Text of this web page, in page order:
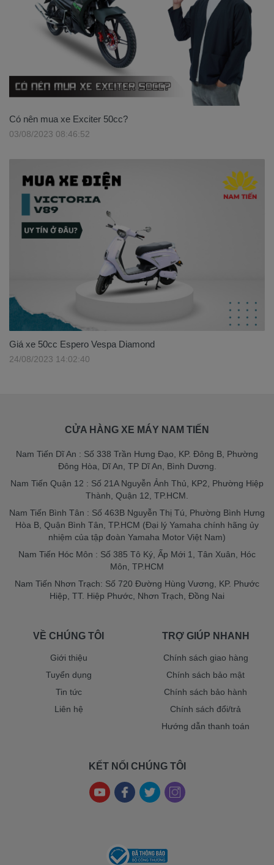
Có nên mua xe Exciter 50cc?
03/08/2023 08:46:52
Giá xe 50cc Espero Vespa Diamond
24/08/2023 14:02:40
CỬA HÀNG XE MÁY NAM TIẾN
Nam Tiến Dĩ An : Số 338 Trần Hưng Đạo, KP. Đông B, Phường
Đông Hòa, Dĩ An, TP Dĩ An, Bình Dương.
Nam Tiến Quận 12 : Số 21A Nguyễn Ảnh Thủ, KP2, Phường Hiệp
Thành, Quận 12, TP.HCM.
Nam Tiến Bình Tân : Số 463B Nguyễn Thị Tú, Phường Bình Hưng
Hòa B, Quận Bình Tân, TP.HCM (Đại lý Yamaha chính hãng ủy
nhiệm của tập đoàn Yamaha Motor Việt Nam)
Nam Tiến Hóc Môn : Số 385 Tô Ký, Ấp Mới 1, Tân Xuân, Hóc
Môn, TP.HCM
Nam Tiến Nhơn Trạch: Số 720 Đường Hùng Vương, KP. Phước
Hiệp, TT. Hiệp Phước, Nhơn Trạch, Đồng Nai
VỀ CHÚNG TÔI
Giới thiệu
Tuyển dụng
Tin tức
Liên hệ
TRỢ GIÚP NHANH
Chính sách giao hàng
Chính sách bảo mật
Chính sách bảo hành
Chính sách đổi/trả
Hướng dẫn thanh toán
KẾT NỐI CHÚNG TÔI